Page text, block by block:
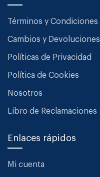
Términos y Condiciones
Cambios y Devoluciones
Políticas de Privacidad
Política de Cookies
Nosotros
Libro de Reclamaciones
Enlaces rápidos
Mi cuenta